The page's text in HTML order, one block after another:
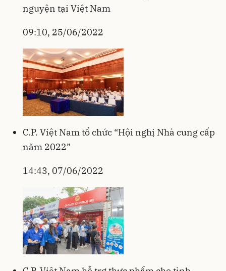
nguyện tại Việt Nam
09:10, 25/06/2022
C.P. Việt Nam tổ chức “Hội nghị Nhà cung cấp
năm 2022”
14:43, 07/06/2022